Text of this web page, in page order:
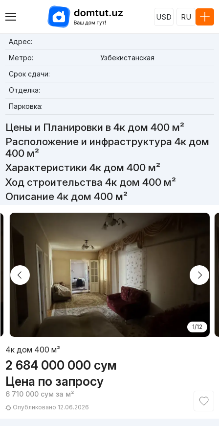
USD RU
Адрес:
Метро:
Узбекистанская
Срок сдачи:
Отделка:
Парковка:
Цены и Планировки в 4к дом 400 м²
Расположение и инфраструктура 4к дом
400 м²
Характеристики 4к дом 400 м²
Ход строительства 4к дом 400 м²
Описание 4к дом 400 м²
1/12
4к дом 400 м²
2 684 000 000 сум
Цена по запросу
6 710 000 сум за м²
Опубликовано 12.06.2026